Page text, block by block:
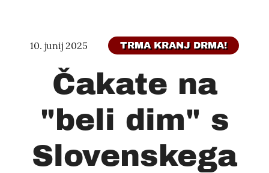
10. junij 2025 TRMA KRANJ DRMA!
Čakate na
"beli dim" s
Slovenskega